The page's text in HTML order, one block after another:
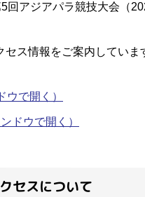
アジアパラ競技大会（
ス情報をご案内していま
ウで開く）
ドウで開く）
セスについて